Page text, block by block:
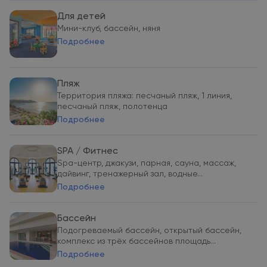
Для детей
Мини-клуб, бассейн, няня
Подробнее
Пляж
Территория пляжа: песчаный пляж, 1 линия,
песчаный пляж, полотенца
Подробнее
SPA / Фитнес
Spa-центр, джакузи, парная, сауна, массаж,
дайвинг, тренажерный зал, водные...
Подробнее
Бассейн
Подогреваемый бассейн, открытый бассейн,
комплекс из трёх бассейнов площадь...
Подробнее